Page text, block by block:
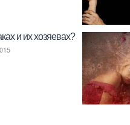
и их хозяевах?